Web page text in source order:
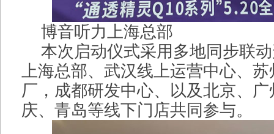
博音听力上海总部
本次启动仪式采用多地同步联
上海总部、武汉线上运营中心、
厂，成都研发中心、以及北京、
庆、青岛等线下门店共同参与。